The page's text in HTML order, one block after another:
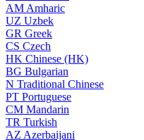
AM Amharic
UZ Uzbek
GR Greek
CS Czech
HK Chinese (HK)
BG Bulgarian
N Traditional Chinese
PT Portuguese
CM Mandarin
TR Turkish
AZ Azerbaijani